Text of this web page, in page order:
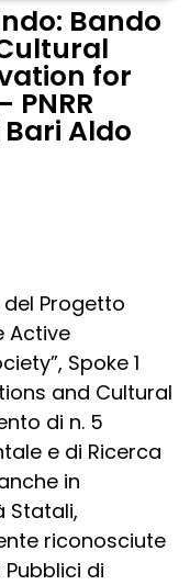
Bando
for
Aldo
Progetto
Active
Spoke 1
and Cultural
di n. 5
e di Ricerca
in
Statali,
riconosciute
di